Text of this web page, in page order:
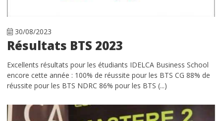
30/08/2023
Résultats BTS 2023
Excellents résultats pour les étudiants IDELCA Business School
encore cette année : 100% de réussite pour les BTS CG 88% de
réussite pour les BTS NDRC 86% pour les BTS (...)